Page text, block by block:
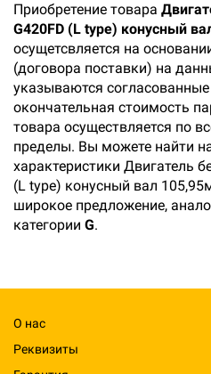
Приобретение товара
G420FD (L type) конусный
осущетсвляется на
(договора поставки) на
указываются
окончательная стоимость
товара осуществляется по
пределы. Вы можете найти
характеристики Двигатель
(L type) конусный вал
широкое предложение,
категории G.
О нас
Реквизиты